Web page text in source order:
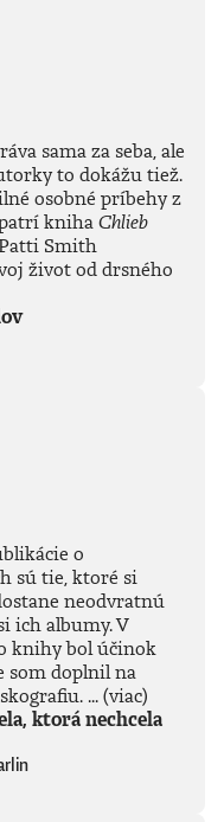
sama za seba, ale
to dokážu tiež.
osobné príbehy z
knihaChlieb
Smith
život od drsného
o
sú tie, ktoré si
neodvratnú
ich albumy. V
knihy bol účinok
som doplnil na
...(viac)
ktorá nechcela